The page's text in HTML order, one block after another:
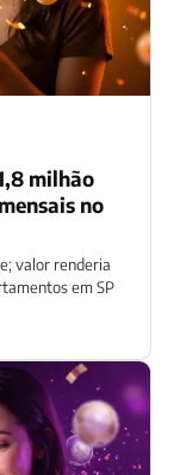
milhão
no
valor renderia
em SP